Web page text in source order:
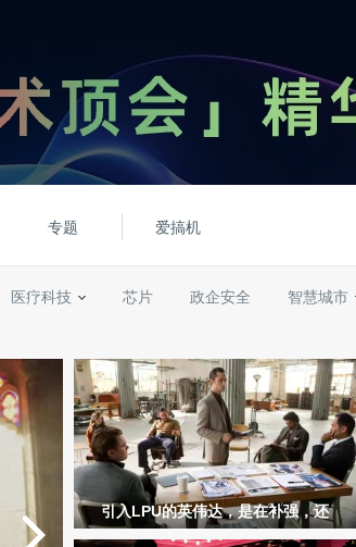
专题 爱搞机
医疗科技 芯片 政企安全 智慧城市
引入LPU的英伟达，是在补强，还
是在拆自己的护城河？｜GTC观察